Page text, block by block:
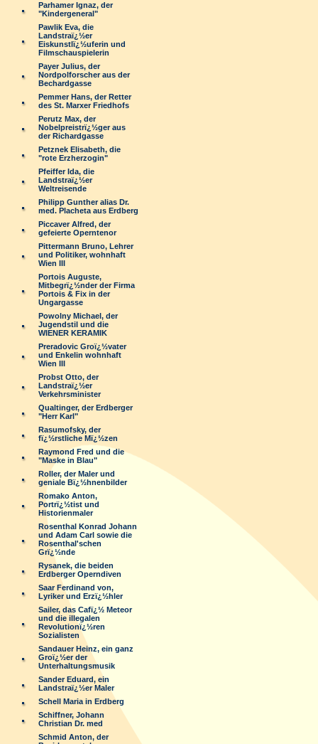
Parhamer Ignaz, der
"Kindergeneral"
Pawlik Eva, die
Landstraï¿½er
Eiskunstlï¿½uferin und
Filmschauspielerin
Payer Julius, der
Nordpolforscher aus der
Bechardgasse
Pemmer Hans, der Retter
des St. Marxer Friedhofs
Perutz Max, der
Nobelpreistrï¿½ger aus
der Richardgasse
Petznek Elisabeth, die
"rote Erzherzogin"
Pfeiffer Ida, die
Landstraï¿½er
Weltreisende
Philipp Gunther alias Dr.
med. Placheta aus Erdberg
Piccaver Alfred, der
gefeierte Operntenor
Pittermann Bruno, Lehrer
und Politiker, wohnhaft
Wien III
Portois Auguste,
Mitbegrï¿½nder der Firma
Portois & Fix in der
Ungargasse
Powolny Michael, der
Jugendstil und die
WIENER KERAMIK
Preradovic Groï¿½vater
und Enkelin wohnhaft
Wien III
Probst Otto, der
Landstraï¿½er
Verkehrsminister
Qualtinger, der Erdberger
"Herr Karl"
Rasumofsky, der
fï¿½rstliche Mï¿½zen
Raymond Fred und die
"Maske in Blau"
Roller, der Maler und
geniale Bï¿½hnenbilder
Romako Anton,
Portrï¿½tist und
Historienmaler
Rosenthal Konrad Johann
und Adam Carl sowie die
Rosenthal'schen
Grï¿½nde
Rysanek, die beiden
Erdberger Operndiven
Saar Ferdinand von,
Lyriker und Erzï¿½hler
Sailer, das Cafï¿½ Meteor
und die illegalen
Revolutionï¿½ren
Sozialisten
Sandauer Heinz, ein ganz
Groï¿½er der
Unterhaltungsmusik
Sander Eduard, ein
Landstraï¿½er Maler
Schell Maria in Erdberg
Schiffner, Johann
Christian Dr. med
Schmid Anton, der